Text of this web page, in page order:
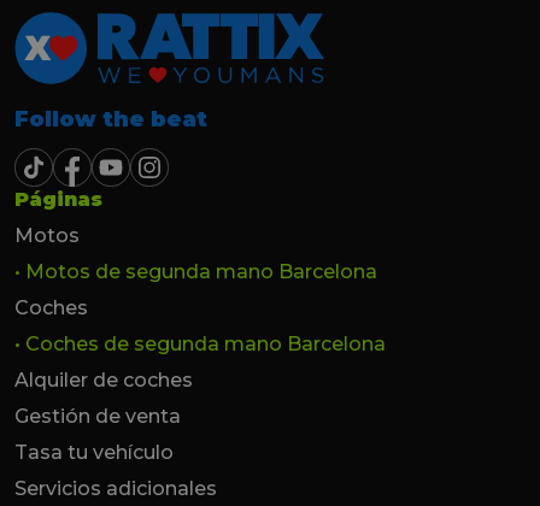
Follow the beat
Páginas
Motos
• Motos de segunda mano Barcelona
Coches
• Coches de segunda mano Barcelona
Alquiler de coches
Gestión de venta
Tasa tu vehículo
Servicios adicionales